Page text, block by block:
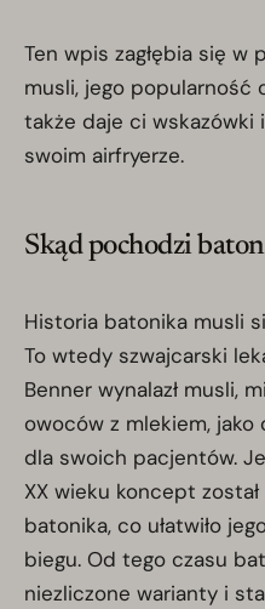
Ten wpis zagłębia się
musli, jego popularność
także daje ci wskazówki
swoim airfryerze.
Skąd pochodzi
Historia batonika musli
To wtedy szwajcarski
Benner wynalazł musli,
owoców z mlekiem,
dla swoich pacjentów.
XX wieku koncept
batonika, co ułatwiło
biegu. Od tego czasu
niezliczone warianty i